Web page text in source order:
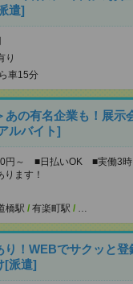
遣]
り
車15分
あの有名企業も！展示
ルバイト]
円～ ■日払いOK ■実働3時
ます！
橋駅 / 有楽町駅 / …
り！WEBでサクッと登
[派遣]